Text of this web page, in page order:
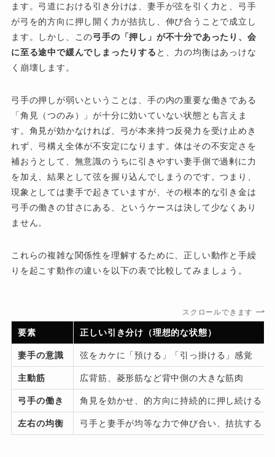
ます。弓道における引き分けは、妻手が弦を引く力と、弓手
が弓を的方向に押し開く力が拮抗し、伸び合うことで成立し
ます。しかし、この弓手の「押し」が不十分であったり、会
に至る途中で緩んでしまったりする と、力の均衡はあっけな
く崩壊します。
弓手の押しが弱いということは、手の内の重要な働きである
「角見（つのみ）」が十分に効いていない状態とも言えま
す。角見が効かなければ、弓が本来持つ反発力を受け止めき
れず、弓構え全体が不安定になります。体はその不安定さを
補おうとして、無意識のうちに引きやすい妻手側で過剰に力
を加え、結果として弦を握り込んでしまうのです。つまり、
現象としては妻手で起きていますが、その根本的な引き金は
弓手の働きの甘さにある、というケースは決して少なくあり
ません。
これらの複雑な関係性を理解するために、正しい動作と手繰
りを起こす動作の違いを以下の表で比較してみましょう。
スクロールできます
要素 正しい引き分け（理想的な状態）
妻手の意識 弦をカケに「預ける」「引っ掛ける」感覚
主動筋 広背筋、菱形筋など背中側の大きな筋肉
弓手の働き 角見を効かせ、的方向に持続的に押し続ける
左右の均衡 弓手と妻手が均等な力で伸び合い、拮抗する